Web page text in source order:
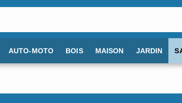
AUTO-MOTO BOIS MAISON JARDIN